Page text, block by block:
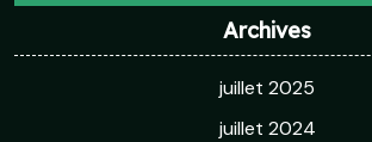
Archives
juillet 2025
juillet 2024